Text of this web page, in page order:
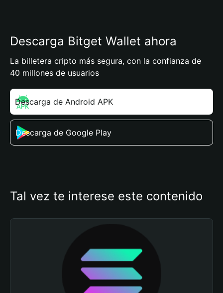
Descarga Bitget Wallet ahora
La billetera cripto más segura, con la confianza de
40 millones de usuarios
Descarga de Android APK
Descarga de Google Play
Tal vez te interese este contenido